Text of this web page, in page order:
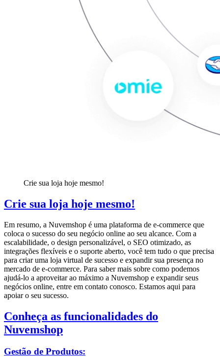
Crie sua loja hoje mesmo!
Crie sua loja hoje mesmo!
Em resumo, a Nuvemshop é uma plataforma de e-commerce que
coloca o sucesso do seu negócio online ao seu alcance. Com a
escalabilidade, o design personalizável, o SEO otimizado, as
integrações flexíveis e o suporte aberto, você tem tudo o que precisa
para criar uma loja virtual de sucesso e expandir sua presença no
mercado de e-commerce. Para saber mais sobre como podemos
ajudá-lo a aproveitar ao máximo a Nuvemshop e expandir seus
negócios online, entre em contato conosco. Estamos aqui para
apoiar o seu sucesso.
Conheça as funcionalidades do
Nuvemshop
Gestão de Produtos: